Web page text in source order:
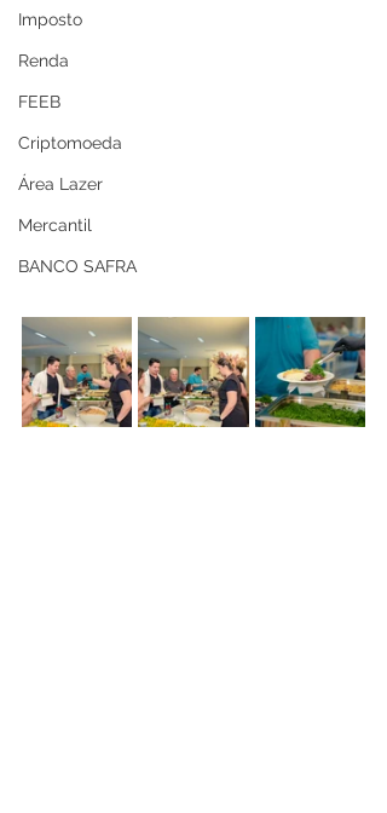
Imposto
Renda
FEEB
Criptomoeda
Área Lazer
Mercantil
BANCO SAFRA